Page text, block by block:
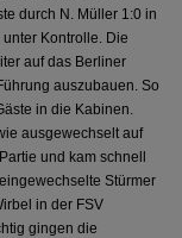
durch N. Müller 1:0 in
Kontrolle. Die
auf das Berliner
auszubauen. So
in die Kabinen.
ausgewechselt auf
und kam schnell
Stürmer
in der FSV
gingen die